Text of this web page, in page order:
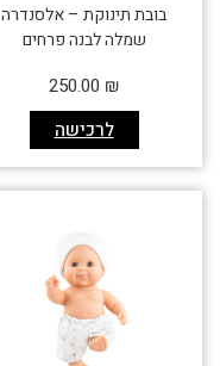
בובת תינוקת – אלסנדרה
שמלה לבנה פרחים
לרכישה
250.00 ₪